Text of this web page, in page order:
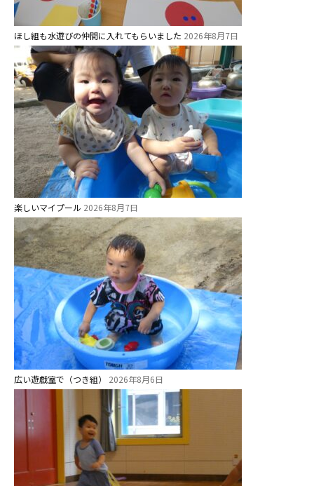
ほし組も水遊びの仲間に入れてもらいました 2026年8月7日
楽しいマイプール 2026年8月7日
広い遊戯室で（つき組） 2026年8月6日